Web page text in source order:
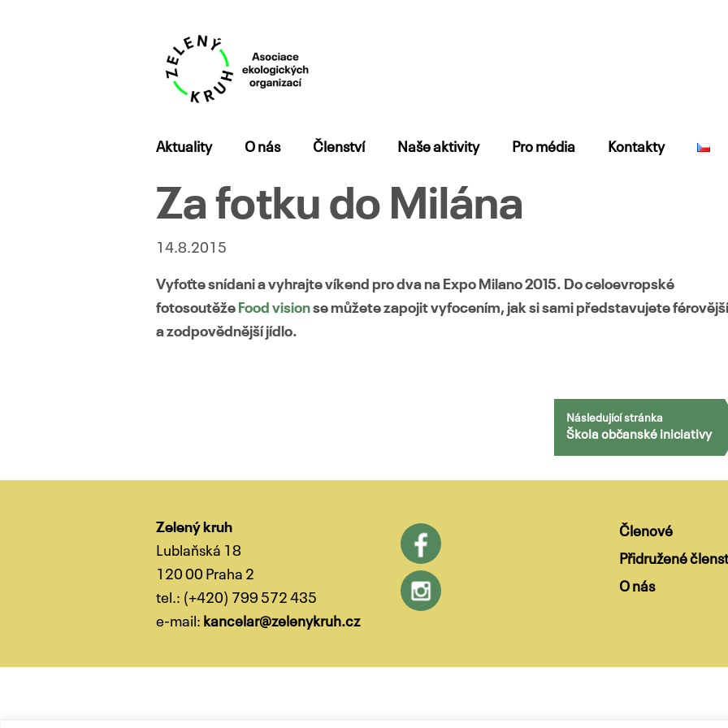
Aktuality O nás Členství Naše aktivity Pro média Kontakty
Přejít
obsahu
webu
Za fotku do Milána
14.8.2015
Vyfoťte snídani a vyhrajte víkend pro dva na Expo Milano 2015. Do celoevropské
fotosoutěže Food visionse můžete zapojit vyfocením, jak si sami představujete férovější
a zodpovědnější jídlo.
pro
příspěvky
Následující stránka
Škola občanské iniciativy
Zelený kruh
Lublaňská 18
120 00 Praha 2
tel.: (+420) 799 572 435
e-mail: kancelar@zelenykruh.cz
Členové
Přidružené
O nás